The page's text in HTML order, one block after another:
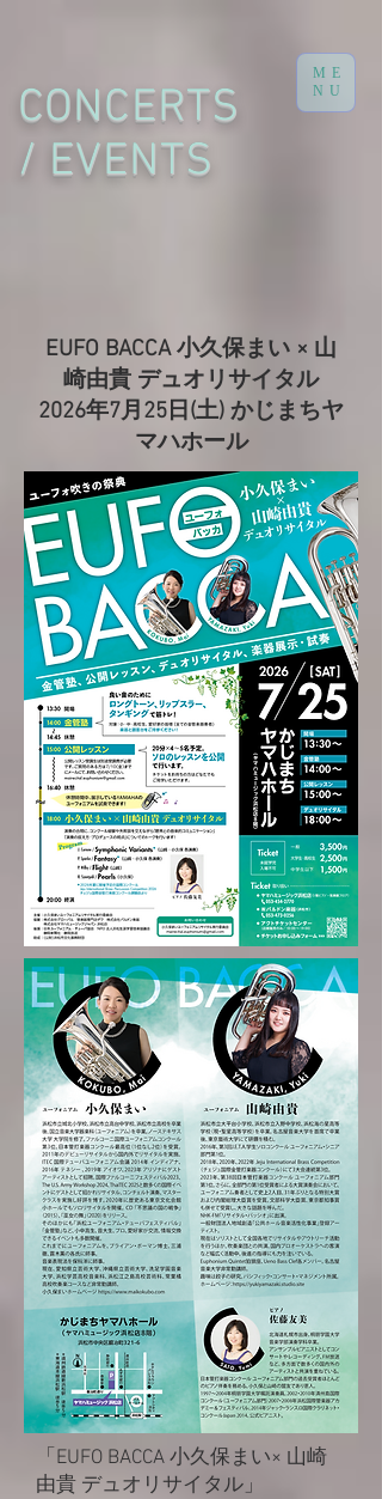
ME
NU
CONCERTS
/ EVENTS
EUFO BACCA 小久保まい × 山
崎由貴 デュオリサイタル
​2026年7月25日(土) かじまちヤ
マハホール
「EUFO BACCA 小久保まい× 山崎
由貴 デュオリサイタル」